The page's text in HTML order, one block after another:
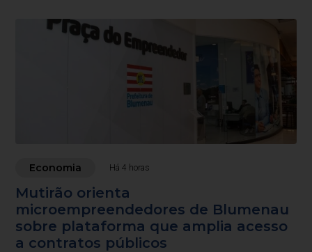
Economia Há 4 horas
Mutirão orienta
microempreendedores de Blumenau
sobre plataforma que amplia acesso
a contratos públicos